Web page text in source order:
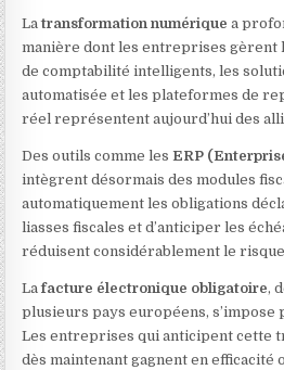
Latransformation numérique a
manière dont les entreprises gèrent
de comptabilité intelligents, les
automatisée et les plateformes de
réel représentent aujourd’hui des
Des outils comme lesERP
intègrent désormais des modules
automatiquement les obligations
liasses fiscales et d’anticiper les
réduisent considérablement le
Lafacture électronique obligatoire,
plusieurs pays européens,
Les entreprises qui anticipent cette
dès maintenant gagnent en efficacité